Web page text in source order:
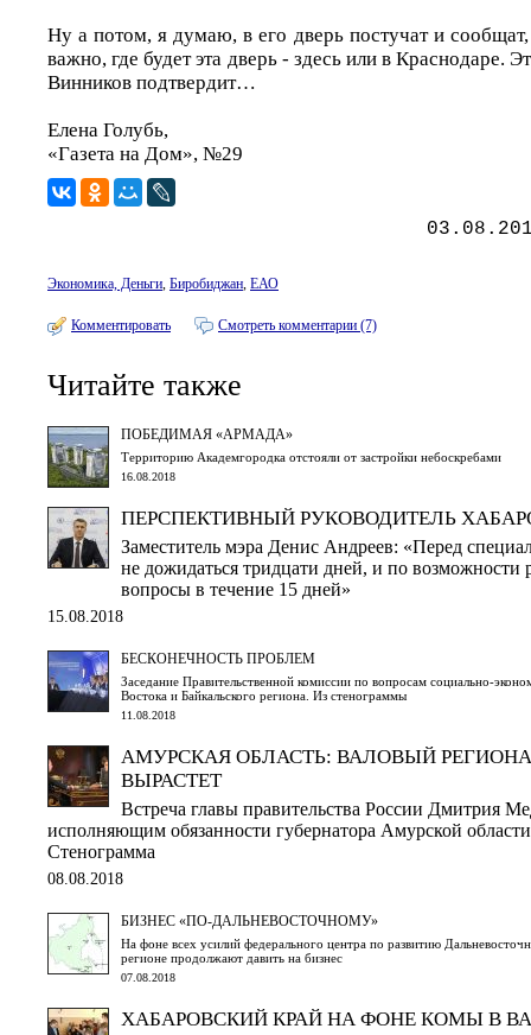
Ну а потом, я думаю, в его дверь постучат и
важно, где будет эта дверь - здесь или в Краснодаре.
Винников подтвердит…
Елена Голубь,
«Газета на Дом», №29
Экономика, Деньги, Биробиджан, ЕАО
Комментировать Смотреть комментарии (7)
Читайте также
ПОБЕДИМАЯ «АРМАДА»
Территорию Академгородка отстояли от застройки небоскребами
16.08.2018
ПЕРСПЕКТИВНЫЙ РУКОВОДИТЕЛЬ
Заместитель мэра Денис Андреев: «Перед
не дожидаться тридцати дней, и по возможности
вопросы в течение 15 дней»
15.08.2018
БЕСКОНЕЧНОСТЬ ПРОБЛЕМ
Заседание Правительственной комиссии по вопросам социально-
Востока и Байкальского региона. Из стенограммы
11.08.2018
АМУРСКАЯ ОБЛАСТЬ: ВАЛОВЫЙ
ВЫРАСТЕТ
Встреча главы правительства России Дмитрия
исполняющим обязанности губернатора Амурской
Стенограмма
08.08.2018
БИЗНЕС «ПО-ДАЛЬНЕВОСТОЧНОМУ»
На фоне всех усилий федерального центра по развитию
регионе продолжают давить на бизнес
07.08.2018
ХАБАРОВСКИЙ КРАЙ НА ФОНЕ КОМЫ В